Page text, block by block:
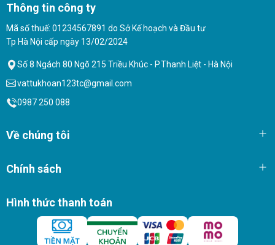
Thông tin công ty
Mã số thuế: 01234567891 do Sở Kế hoạch và Đầu tư
Tp Hà Nội cấp ngày 13/02/2024
Số 8 Ngách 80 Ngõ 215 Triều Khúc - P.Thanh Liệt - Hà Nội
vattukhoan123tc@gmail.com
0987 250 088
Về chúng tôi
Chính sách
Hình thức thanh toán